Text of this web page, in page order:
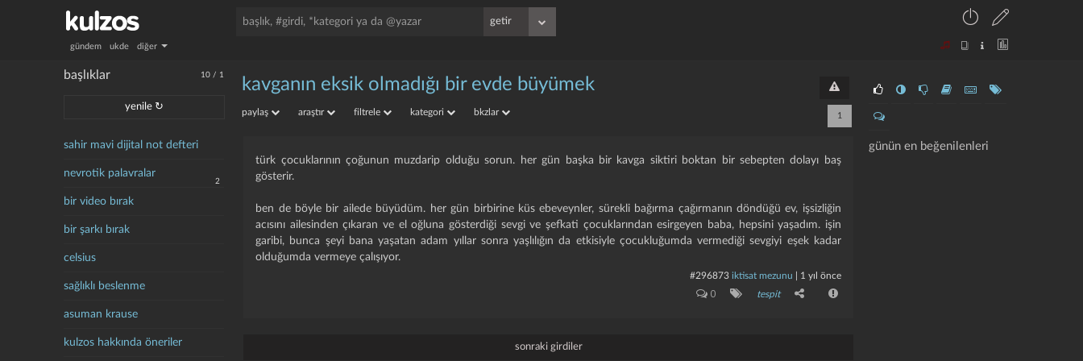
gündem ukde diğer
10 / 1
başlıklar
yenile ↻
sahir mavi dijital not defteri
nevrotik palavralar
2
bir video bırak
bir şarkı bırak
celsius
sağlıklı beslenme
asuman krause
kulzos hakkında öneriler
günün en beğenilenleri
kavganın eksik olmadığı bir evde büyümek
paylaş araştır filtrele kategori bkzlar 1
türk çocuklarının çoğunun muzdarip olduğu sorun. her gün başka bir kavga siktiri boktan bir sebepten dolayı baş
gösterir.
ben de böyle bir ailede büyüdüm. her gün birbirine küs ebeveynler, sürekli bağırma çağırmanın döndüğü ev, işsizliğin
acısını ailesinden çıkaran ve el oğluna gösterdiği sevgi ve şefkati çocuklarından esirgeyen baba, hepsini yaşadım. i̇şin
garibi, bunca şeyi bana yaşatan adam yıllar sonra yaşlılığın da etkisiyle çocukluğumda vermediği sevgiyi eşek kadar
olduğumda vermeye çalışıyor.
#296873 iktisat mezunu 1 yıl önce
0 tespit
sonraki girdiler